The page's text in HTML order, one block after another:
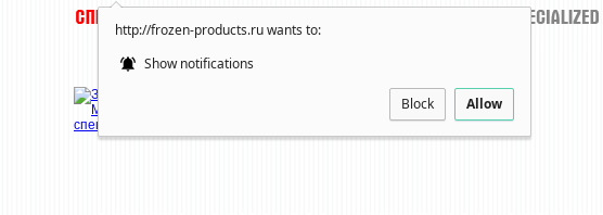
http://frozen-products.ru wants to:
Show notifications
Block Allow